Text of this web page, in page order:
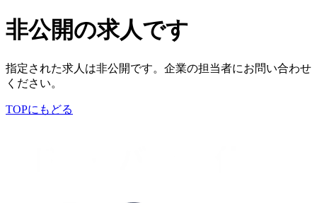
非公開の求人です
指定された求人は非公開です。企業の担当者にお問い合わせ
ください。
TOPにもどる